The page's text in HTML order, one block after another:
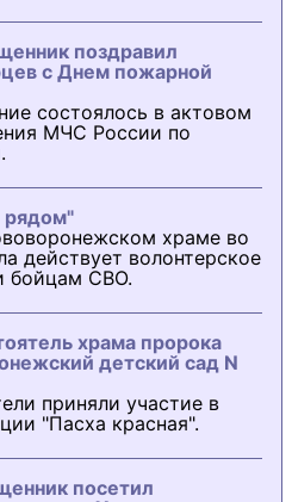
поздравил
с Днем пожарной
состоялось в актовом
МЧС России по
рядом"
храме во
действует волонтерское
бойцам СВО.
храма пророка
детский сад N
приняли участие в
"Пасха красная".
посетил